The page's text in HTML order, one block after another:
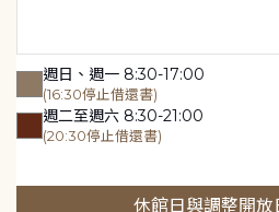
週日、週一 8:30-17:00
(16:30停止借還書)
週二至週六 8:30-21:00
(20:30停止借還書)
休館日與調整開放